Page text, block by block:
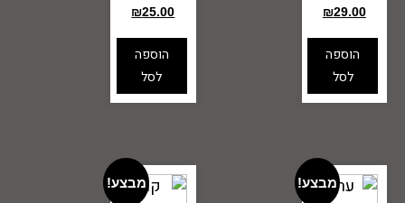
₪29.00
הוספה
לסל
₪25.00
הוספה
לסל
מבצע! מבצע!